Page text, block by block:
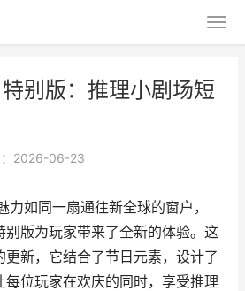
别版：推理小剧场短
：2026-06-23
力如同一扇通往新全球的窗户，
别版为玩家带来了全新的体验。这
新，它结合了节日元素，设计了
每位玩家在欢庆的同时，享受推理